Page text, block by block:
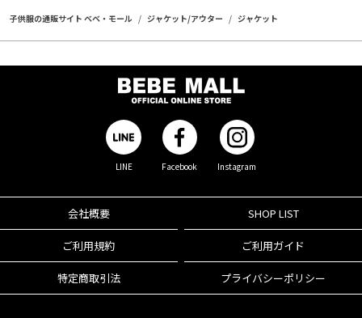
子供服の通販サイト ベベ・モール ジャケット/アウター ジャケット
LINE Facebook Instagram
会社概要 SHOP LIST
ご利用規約 ご利用ガイド
特定商取引法 プライバシーポリシー